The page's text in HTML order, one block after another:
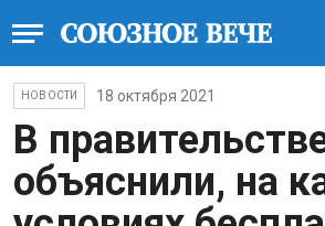
НОВОСТИ 18 октября 2021
В
объяснили, на